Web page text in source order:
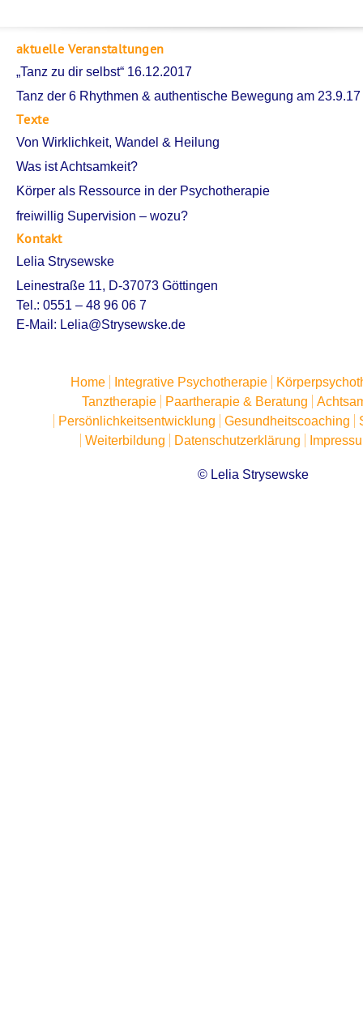
aktuelle Veranstaltungen
„Tanz zu dir selbst“ 16.12.2017
Tanz der 6 Rhythmen & authentische Bewegung am 23.9.17
Texte
Von Wirklichkeit, Wandel & Heilung
Was ist Achtsamkeit?
Körper als Ressource in der Psychotherapie
freiwillig Supervision – wozu?
Kontakt
Lelia Strysewske
Leinestraße 11, D-37073 Göttingen
Tel.: 0551 – 48 96 06 7
E-Mail: Lelia@Strysewske.de
Home Integrative Psychotherapie
Tanztherapie
Paartherapie & Beratung
Persönlichkeitsentwicklung
Gesundheitscoaching
Weiterbildung
Datenschutzerklärung
© Lelia Strysewske